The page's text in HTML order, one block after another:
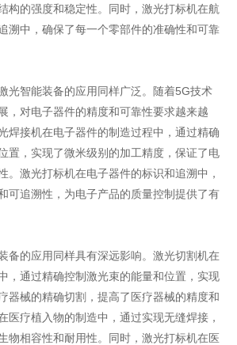
构的强度和稳定性。同时，激光打标机在航
溯中，确保了每一个零部件的准确性和可靠
光智能装备的应用同样广泛。随着5G技术
，对电子器件的精度和可靠性要求越来越
焊接机在电子器件的制造过程中，通过精确
置，实现了微米级别的加工精度，保证了电
。激光打标机在电子器件的标识和追溯中，
可追溯性，为电子产品的质量控制提供了有
备的应用同样具有深远影响。激光切割机在
，通过精确控制激光束的能量和位置，实现
器械的精确切割，提高了医疗器械的精度和
医疗植入物的制造中，通过实现无缝焊接，
物相容性和耐用性。同时，激光打标机在医